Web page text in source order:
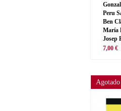
Peru
Ben
María
Josep
7,00 €
Agotado